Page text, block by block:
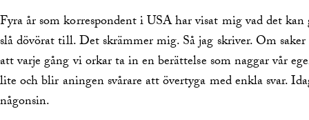
Fyra år som korrespondent i USA har visat mig vad det
slå dövörat till. Det skrämmer mig. Så jag skriver. Om
att varje gång vi orkar ta in en berättelse som naggar vår
lite och blir aningen svårare att övertyga med enkla svar.
någonsin.